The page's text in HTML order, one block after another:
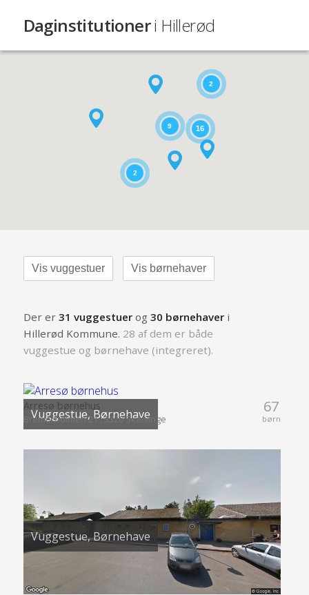
Daginstitutioneri Hillerød
9 16
2
2
Vis vuggestuer Vis børnehaver
Der er 31 vuggestuerog 30 børnehaveri
Hillerød Kommune. 28 af dem er både
vuggestue og børnehave (integreret).
Vuggestue, Børnehave 67
børn
Arresø børnehus
Bremerholmen 21 , 3320 Skævinge
Vuggestue, Børnehave